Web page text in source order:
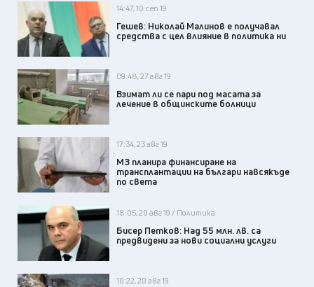
14:47, 10 сеп 19
Гешев: Николай Малинов е получавал
средства с цел влияние в политика ни
09:48, 27 авг 19
Взимат ли се пари под масата за
лечение в общинските болници
17:34, 23 авг 19
МЗ планира финансиране на
трансплантации на българи навсякъде
по света
18:05, 20 авг 19 / Политика
Бисер Петков: Над 55 млн. лв. са
предвидени за нови социални услуги
10:22, 20 авг 19